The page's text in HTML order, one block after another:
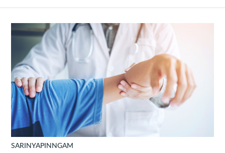
de
SARINYAPINNGAM